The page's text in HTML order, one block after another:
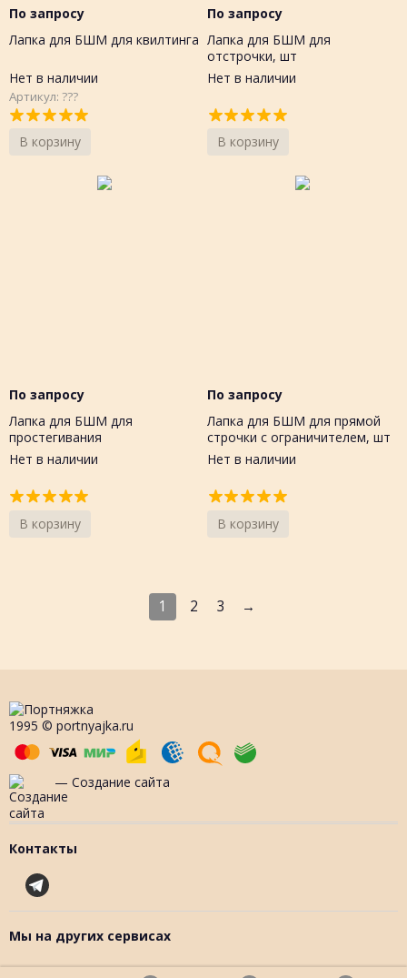
По запросу
Лапка для БШМ для квилтинга
Нет в наличии
Артикул: ???
В корзину
По запросу
Лапка для БШМ для
отстрочки, шт
Нет в наличии
В корзину
По запросу
Лапка для БШМ для
простегивания
Нет в наличии
В корзину
По запросу
Лапка для БШМ для прямой
строчки с ограничителем, шт
Нет в наличии
В корзину
1 2 3 →
1995 © portnyajka.ru
— Создание сайта
Контакты
Мы на других сервисах